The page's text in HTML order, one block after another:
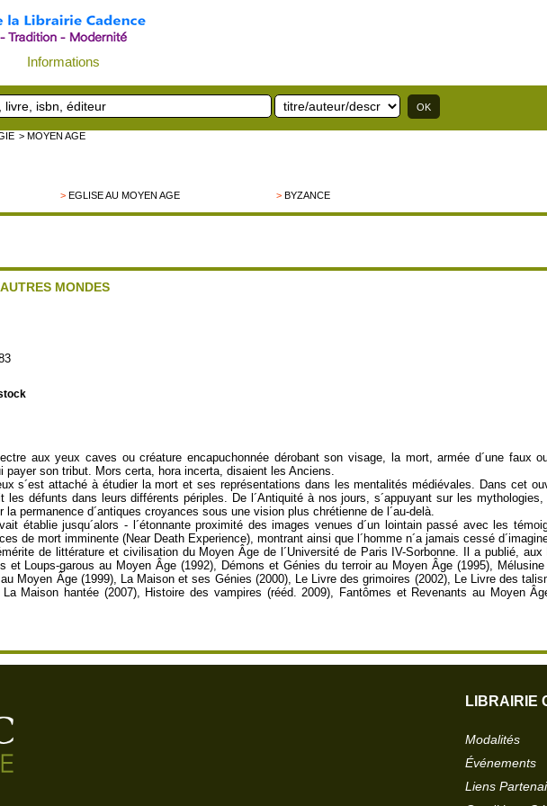
Informations
> MOYEN AGE
>EGLISE AU MOYEN AGE >BYZANCE
MONDES
aux yeux caves ou créature encapuchonnée dérobant son visage, la mort, armée d´une faux
son tribut. Mors certa, hora incerta, disaient les Anciens.
s´est attaché à étudier la mort et ses représentations dans les mentalités médiévales. Dans cet
les défunts dans leurs différents périples. De l´Antiquité à nos jours, s´appuyant sur les
permanence d´antiques croyances sous une vision plus chrétienne de l´au-delà.
établie jusqu´alors - l´étonnante proximité des images venues d´un lointain passé avec les
de mort imminente (Near Death Experience), montrant ainsi que l´homme n´a jamais cessé
de littérature et civilisation du Moyen Âge de l´Université de Paris IV-Sorbonne. Il a publié,
et Loups-garous au Moyen Âge (1992), Démons et Génies du terroir au Moyen Âge (1995),
Moyen Âge (1999), La Maison et ses Génies (2000), Le Livre des grimoires (2002), Le Livre des
Maison hantée (2007), Histoire des vampires (rééd. 2009), Fantômes et Revenants au Moyen
LIBRAIRIE
Modalités
Événements
Liens